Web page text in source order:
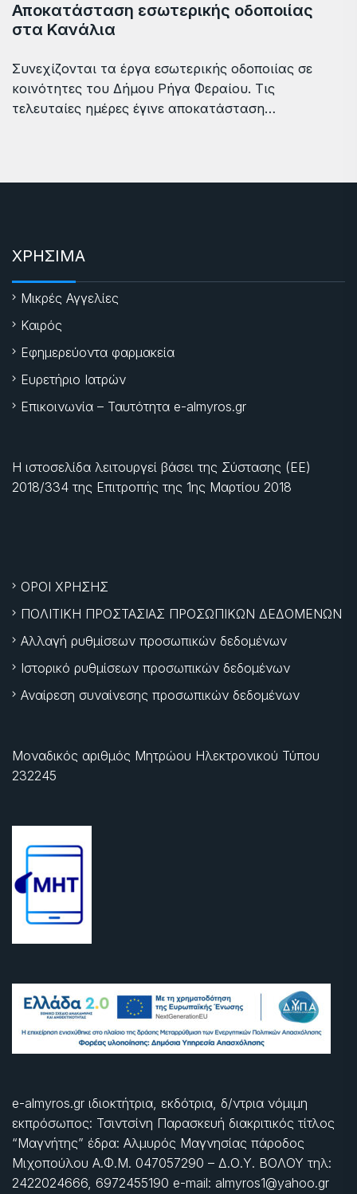
Αποκατάσταση εσωτερικής οδοποιίας
στα Κανάλια
Συνεχίζονται τα έργα εσωτερικής οδοποιίας σε
κοινότητες του Δήμου Ρήγα Φεραίου. Τις
τελευταίες ημέρες έγινε αποκατάσταση…
ΧΡΗΣΙΜΑ
Μικρές Αγγελίες
Καιρός
Εφημερεύοντα φαρμακεία
Ευρετήριο Ιατρών
Επικοινωνία – Ταυτότητα e-almyros.gr
Η ιστοσελίδα λειτουργεί βάσει της Σύστασης (ΕΕ)
2018/334 της Επιτροπής της 1ης Μαρτίου 2018
ΟΡΟΙ ΧΡΗΣΗΣ
ΠΟΛΙΤΙΚΗ ΠΡΟΣΤΑΣΙΑΣ ΠΡΟΣΩΠΙΚΩΝ ΔΕΔΟΜΕΝΩΝ
Αλλαγή ρυθμίσεων προσωπικών δεδομένων
Ιστορικό ρυθμίσεων προσωπικών δεδομένων
Αναίρεση συναίνεσης προσωπικών δεδομένων
Μοναδικός αριθμός Μητρώου Ηλεκτρονικού Τύπου
232245
e-almyros.gr ιδιοκτήτρια, εκδότρια, δ/ντρια νόμιμη
εκπρόσωπος: Τσιντσίνη Παρασκευή διακριτικός τίτλος
“Μαγνήτης” έδρα: Αλμυρός Μαγνησίας πάροδος
Μιχοπούλου Α.Φ.Μ. 047057290 – Δ.Ο.Υ. ΒΟΛΟΥ τηλ:
2422024666, 6972455190 e-mail: almyros1@yahoo.gr